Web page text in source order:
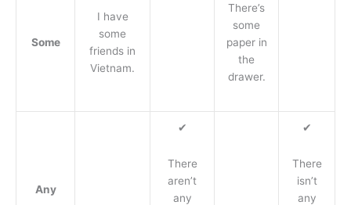
Some
I have
some
friends in
Vietnam.
There’s
some
paper in
the
drawer.
Any
✔
There
aren’t
any
✔
There
isn’t
any